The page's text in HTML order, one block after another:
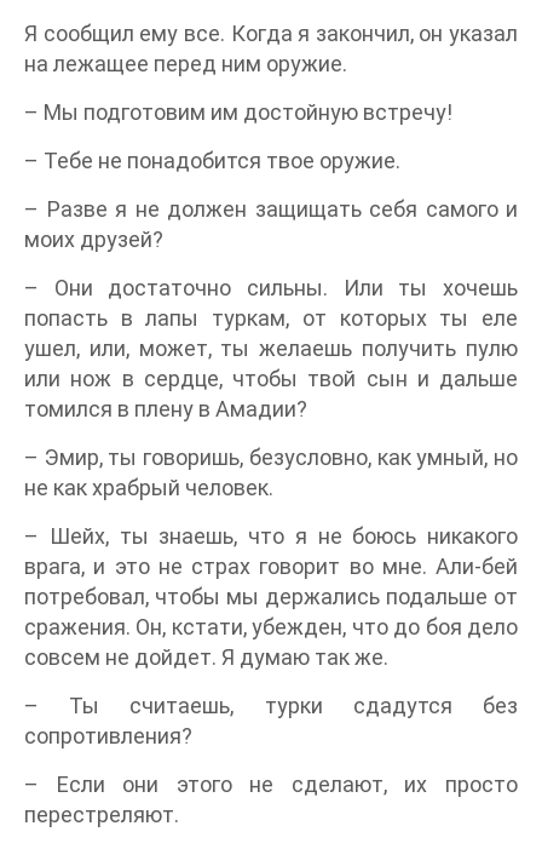
Я сообщил ему все. Когда я закончил, он указал
на лежащее перед ним оружие.
– Мы подготовим им достойную встречу!
– Тебе не понадобится твое оружие.
– Разве я не должен защищать себя самого и
моих друзей?
– Они достаточно сильны. Или ты хочешь
попасть в лапы туркам, от которых ты еле
ушел, или, может, ты желаешь получить пулю
или нож в сердце, чтобы твой сын и дальше
томился в плену в Амадии?
– Эмир, ты говоришь, безусловно, как умный, но
не как храбрый человек.
– Шейх, ты знаешь, что я не боюсь никакого
врага, и это не страх говорит во мне. Али-бей
потребовал, чтобы мы держались подальше от
сражения. Он, кстати, убежден, что до боя дело
совсем не дойдет. Я думаю так же.
– Ты считаешь, турки сдадутся без
сопротивления?
– Если они этого не сделают, их просто
перестреляют.